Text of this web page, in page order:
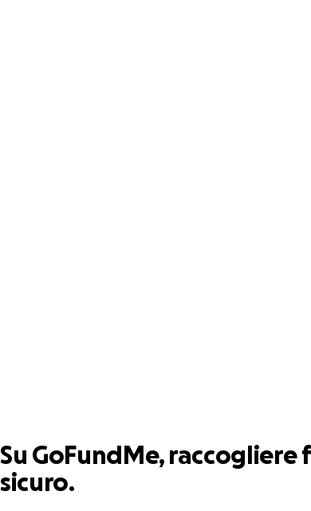
Su GoFundMe,
sicuro.